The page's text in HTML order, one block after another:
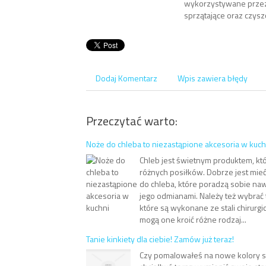
wykorzystywane
sprzątające oraz
Dodaj Komentarz Wpis zawiera błędy
Przeczytać warto:
Noże do chleba to niezastąpione akcesoria w
Chleb jest świetnym produktem,
różnych posiłków. Dobrze jest
do chleba, które poradzą sobie
jego odmianami. Należy też
które są wykonane ze stali
mogą one kroić różne rodzaj...
Tanie kinkiety dla ciebie! Zamów już teraz!
Czy pomalowałeś na nowe kolory